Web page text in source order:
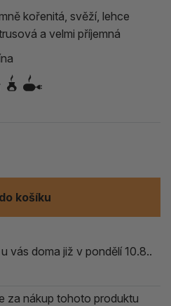
kořenitá, svěží, lehce
a velmi příjemná
Vložit do košíku
vás doma již v pondělí 10.8..
za nákup tohoto produktu